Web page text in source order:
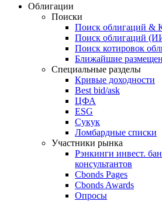
Облигации
Поиски
Поиск облигаций &
Поиск облигаций
Поиск котировок
Ближайшие
Специальные разделы
Кривые доходности
Best bid/ask
ЦФА
ESG
Сукук
Ломбардные списки
Участники рынка
Рэнкинги инвест.
консультантов
Cbonds Pages
Cbonds Awards
Опросы